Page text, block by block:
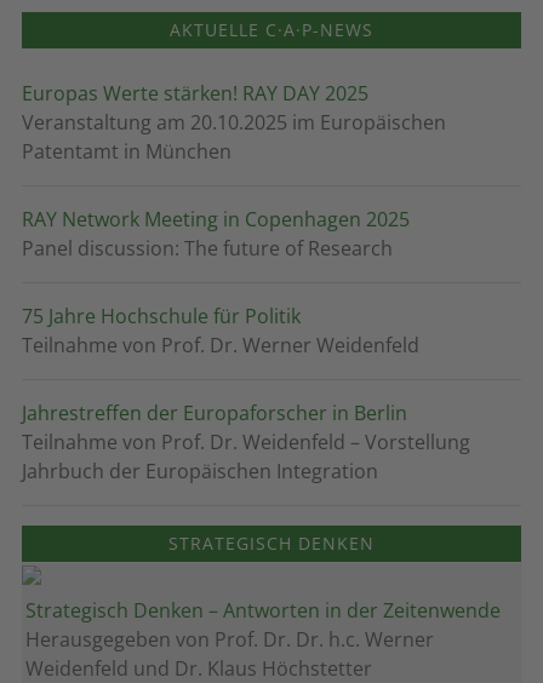
AKTUELLE C·A·P-NEWS
Europas Werte stärken! RAY DAY 2025
Veranstaltung am 20.10.2025 im Europäischen
Patentamt in München
RAY Network Meeting in Copenhagen 2025
Panel discussion: The future of Research
75 Jahre Hochschule für Politik
Teilnahme von Prof. Dr. Werner Weidenfeld
Jahrestreffen der Europaforscher in Berlin
Teilnahme von Prof. Dr. Weidenfeld – Vorstellung
Jahrbuch der Europäischen Integration
STRATEGISCH DENKEN
Strategisch Denken – Antworten in der Zeitenwende
Herausgegeben von Prof. Dr. Dr. h.c. Werner
Weidenfeld und Dr. Klaus Höchstetter